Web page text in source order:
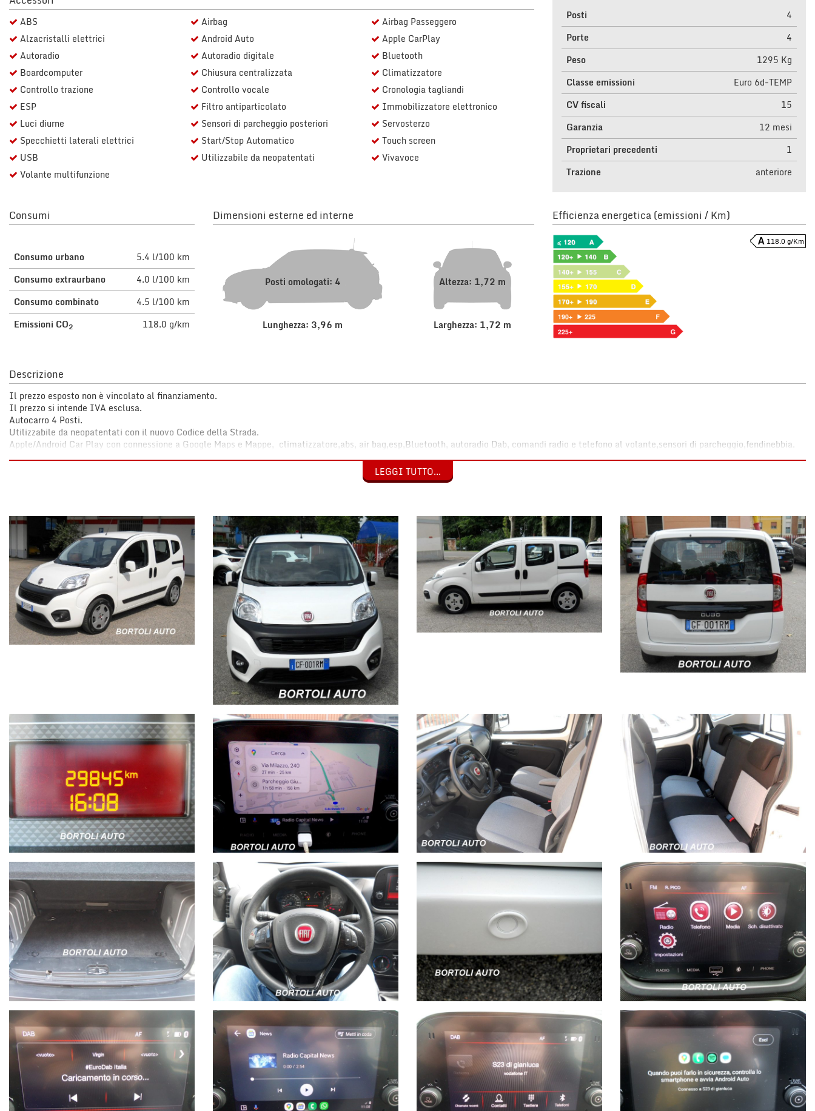
ABS
Alzacristalli elettrici
Autoradio
Boardcomputer
Controllo trazione
ESP
Luci diurne
Specchietti laterali elettrici
USB
Volante multifunzione
Airbag
Android Auto
Autoradio digitale
Chiusura centralizzata
Controllo vocale
Filtro antiparticolato
Sensori di parcheggio posteriori
Start/Stop Automatico
Utilizzabile da neopatentati
Airbag Passeggero
Apple CarPlay
Bluetooth
Climatizzatore
Cronologia tagliandi
Immobilizzatore elettronico
Servosterzo
Touch screen
Vivavoce
Posti
4
Porte
4
Peso
1295 Kg
Classe emissioni
Euro 6d-TEMP
CV fiscali
15
Garanzia
12 mesi
Proprietari precedenti
1
Trazione
anteriore
Consumi
Consumo urbano
5.4 l/100 km
Consumo extraurbano
4.0 l/100 km
Consumo combinato
4.5 l/100 km
Emissioni CO2 118.0 g/km
Dimensioni esterne ed interne
Posti omologati: 4
Lunghezza: 3,96 m
Altezza: 1,72 m
Larghezza: 1,72 m
Efficienza energetica (emissioni / Km)
118.0 g/Km
Descrizione
Il prezzo esposto non è vincolato al finanziamento.
Il prezzo si intende IVA esclusa.
Autocarro 4 Posti.
Utilizzabile da neopatentati con il nuovo Codice della Strada.
Apple/Android Car Play con connessione a Google Maps e Mappe, climatizzatore,abs, air bag,esp,Bluetooth, autoradio Dab, comandi radio e telefono al volante,sensori di parcheggio,fendinebbia.
Prima della consegna verrà eseguito un tagliando completo di meccanica.
Euro 6d-TEMP.
Possibilità di permuta.
Finanziamenti personalizzati fino a 84 mesi e leasing per aziende e ditte individuali.
Per maggiori informazioni e foto visita il nostro sito bortoliauto.it.
Le informazioni fornite degli accessori,caratteristiche e foto sono accurate,tuttavia potrebbero contenere delle imprecisioni involontarie a causa della non uniformità dei dati pubblicati dai diversi
portali.
Pertanto la descrizione della vettura opzionale presente in questa pagina non ha valore contrattuale, ma solo informativo.
LEGGI TUTTO...
questi
strumenti
di
si
rimanda
alla
cookie
policy.
Puoi
e
modificare
le
tue
qualsiasi
momento.
Cookie delle preferenze
Cookie per il miglioramento dell'esperienza utente
Cookie analitici
Cookie di marketing